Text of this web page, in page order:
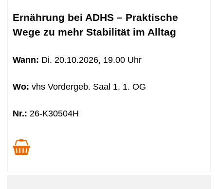
Ernährung bei ADHS – Praktische
Wege zu mehr Stabilität im Alltag
Wann: Di. 20.10.2026, 19.00 Uhr
Wo: vhs Vordergeb. Saal 1, 1. OG
Nr.: 26-K30504H